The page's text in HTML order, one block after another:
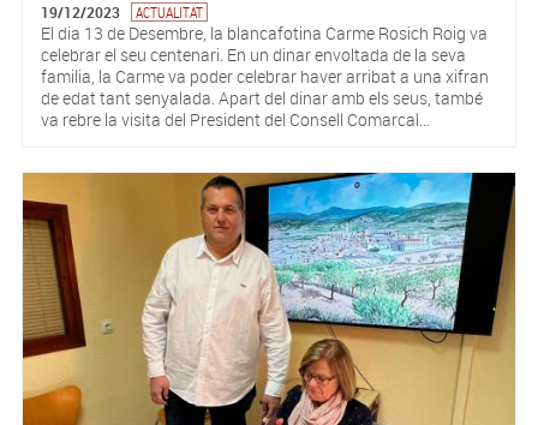
19/12/2023 ACTUALITAT
El dia 13 de Desembre, la blancafotina Carme Rosich Roig va
celebrar el seu centenari. En un dinar envoltada de la seva
familia, la Carme va poder celebrar haver arribat a una xifran
de edat tant senyalada. Apart del dinar amb els seus, també
va rebre la visita del President del Consell Comarcal...